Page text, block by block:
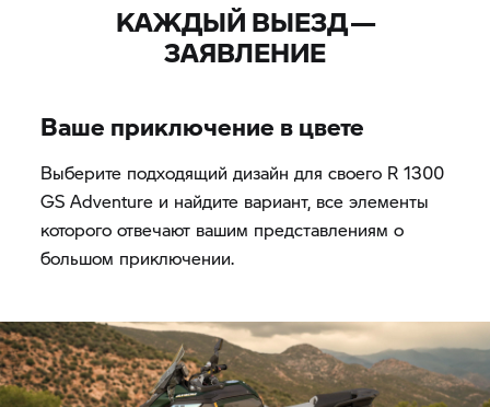
КАЖДЫЙ ВЫЕЗД —
ЗАЯВЛЕНИЕ
Ваше приключение в цвете
Выберите подходящий дизайн для своего R 1300
GS Adventure и найдите вариант, все элементы
которого отвечают вашим представлениям о
большом приключении.